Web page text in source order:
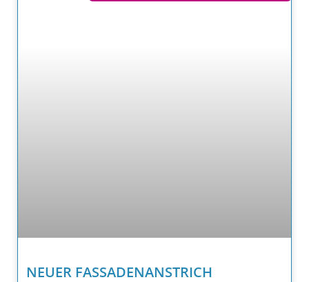
NEUER FASSADENANSTRICH